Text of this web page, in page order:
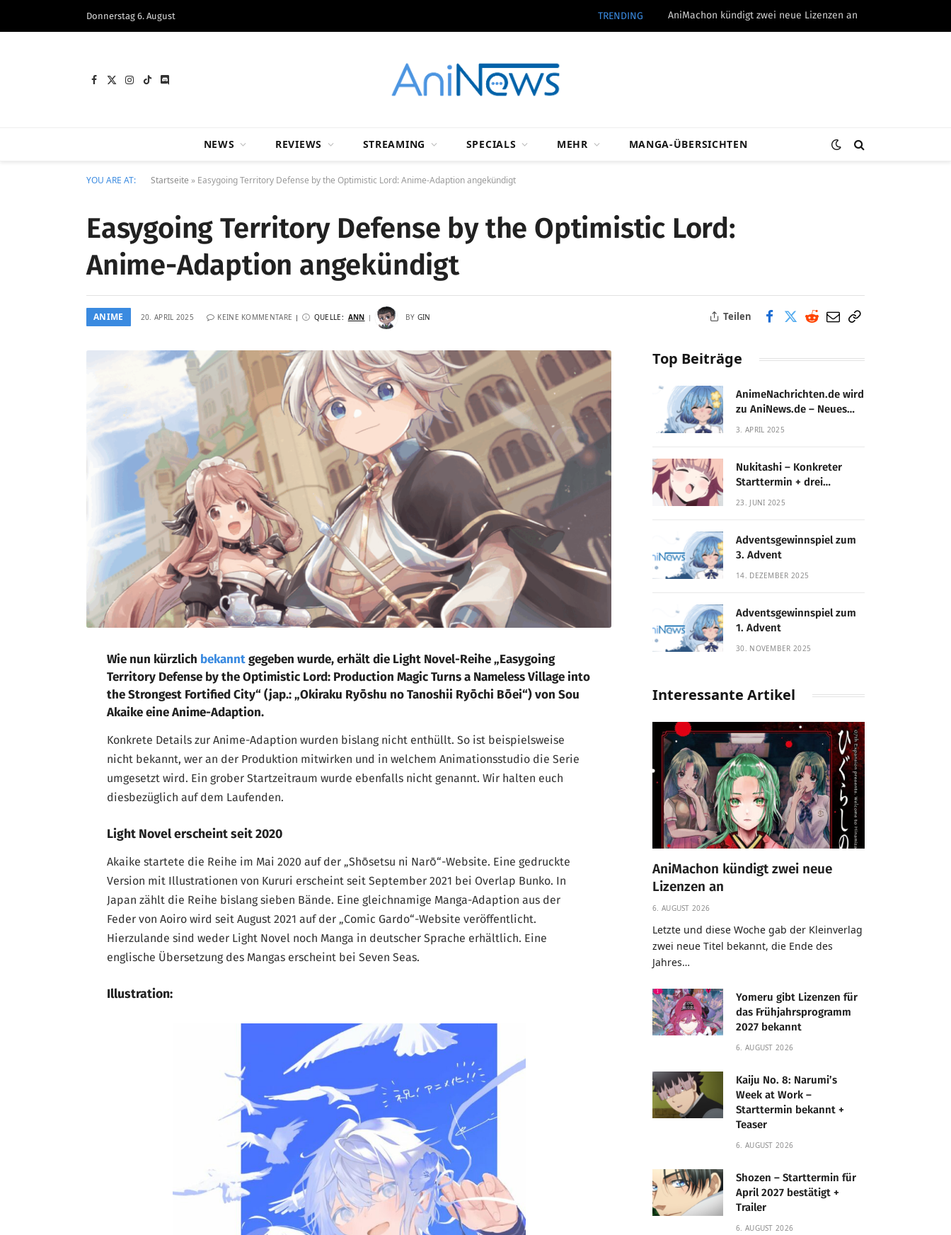
Donnerstag 6. August TRENDING AniMachon kündigt zwei neue Lizenzen an
Facebook
X
Instagram
TikTokDiscord
NEWS REVIEWS STREAMING SPECIALS MEHR MANGA-ÜBERSICHTEN
YOU ARE AT: Startseite » Easygoing Territory Defense by the Optimistic Lord: Anime-Adaption angekündigt
Easygoing Territory Defense by the Optimistic Lord:
Anime-Adaption angekündigt
ANIME 20. APRIL 2025 KEINE KOMMENTARE QUELLE: ANN BY GIN Teilen
Wie nun kürzlich bekanntgegeben wurde, erhält die Light Novel-Reihe „Easygoing
Territory Defense by the Optimistic Lord: Production Magic Turns a Nameless Village into
the Strongest Fortified City“ (jap.: „Okiraku Ryōshu no Tanoshii Ryōchi Bōei“) von Sou
Akaike eine Anime-Adaption.
Konkrete Details zur Anime-Adaption wurden bislang nicht enthüllt. So ist beispielsweise
nicht bekannt, wer an der Produktion mitwirken und in welchem Animationsstudio die Serie
umgesetzt wird. Ein grober Startzeitraum wurde ebenfalls nicht genannt. Wir halten euch
diesbezüglich auf dem Laufenden.
Light Novel erscheint seit 2020
Akaike startete die Reihe im Mai 2020 auf der „Shōsetsu ni Narō“-Website. Eine gedruckte
Version mit Illustrationen von Kururi erscheint seit September 2021 bei Overlap Bunko. In
Japan zählt die Reihe bislang sieben Bände. Eine gleichnamige Manga-Adaption aus der
Feder von Aoiro wird seit August 2021 auf der „Comic Gardo“-Website veröffentlicht.
Hierzulande sind weder Light Novel noch Manga in deutscher Sprache erhältlich. Eine
englische Übersetzung des Mangas erscheint bei Seven Seas.
Illustration:
Top Beiträge
AnimeNachrichten.de wird
zu AniNews.de – Neues
Design, gewohnte
3. APRIL 2025
Nukitashi – Konkreter
Starttermin + drei
Fassungen enthüllt
23. JUNI 2025
Adventsgewinnspiel zum
3. Advent
14. DEZEMBER 2025
Adventsgewinnspiel zum
1. Advent
30. NOVEMBER 2025
Interessante Artikel
AniMachon kündigt zwei neue
Lizenzen an
6. AUGUST 2026
Letzte und diese Woche gab der Kleinverlag
zwei neue Titel bekannt, die Ende des
Jahres…
Yomeru gibt Lizenzen für
das Frühjahrsprogramm
2027 bekannt
6. AUGUST 2026
Kaiju No. 8: Narumi’s
Week at Work –
Starttermin bekannt +
Teaser
6. AUGUST 2026
Shozen – Starttermin für
April 2027 bestätigt +
Trailer
6. AUGUST 2026